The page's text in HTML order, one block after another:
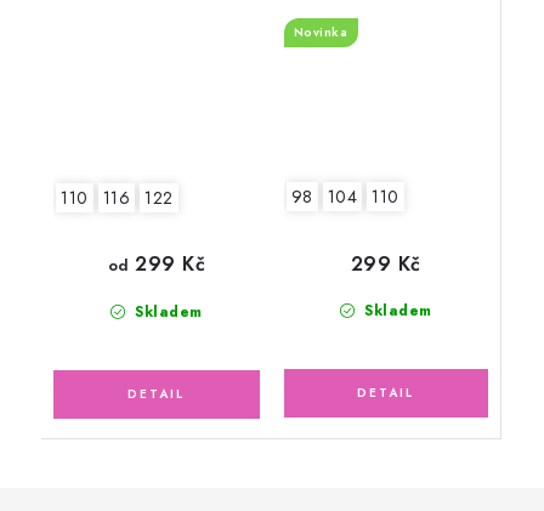
110 116 122
Skladem
od 299 Kč
Novinka
98 104 110
Skladem
299 Kč